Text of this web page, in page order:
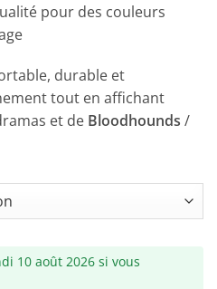
pour des couleurs
durable et
tout en affichant
et de Bloodhounds /
10 août 2026 si vous